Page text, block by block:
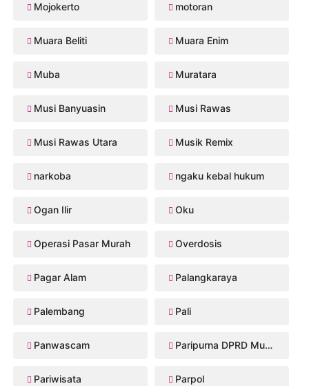
Mojokerto motoran
Muara Beliti Muara Enim
Muba Muratara
Musi Banyuasin Musi Rawas
Musi Rawas Utara Musik Remix
narkoba ngaku kebal hukum
Ogan Ilir Oku
Operasi Pasar Murah Overdosis
Pagar Alam Palangkaraya
Palembang Pali
Panwascam Paripurna DPRD Musi Rawas
Pariwisata Parpol